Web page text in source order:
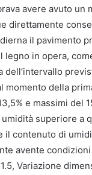
avere avuto
direttamente
il pavimento
legno in opera,
momento della
e massimi del
superiore
contenuto di
avente
Variazione